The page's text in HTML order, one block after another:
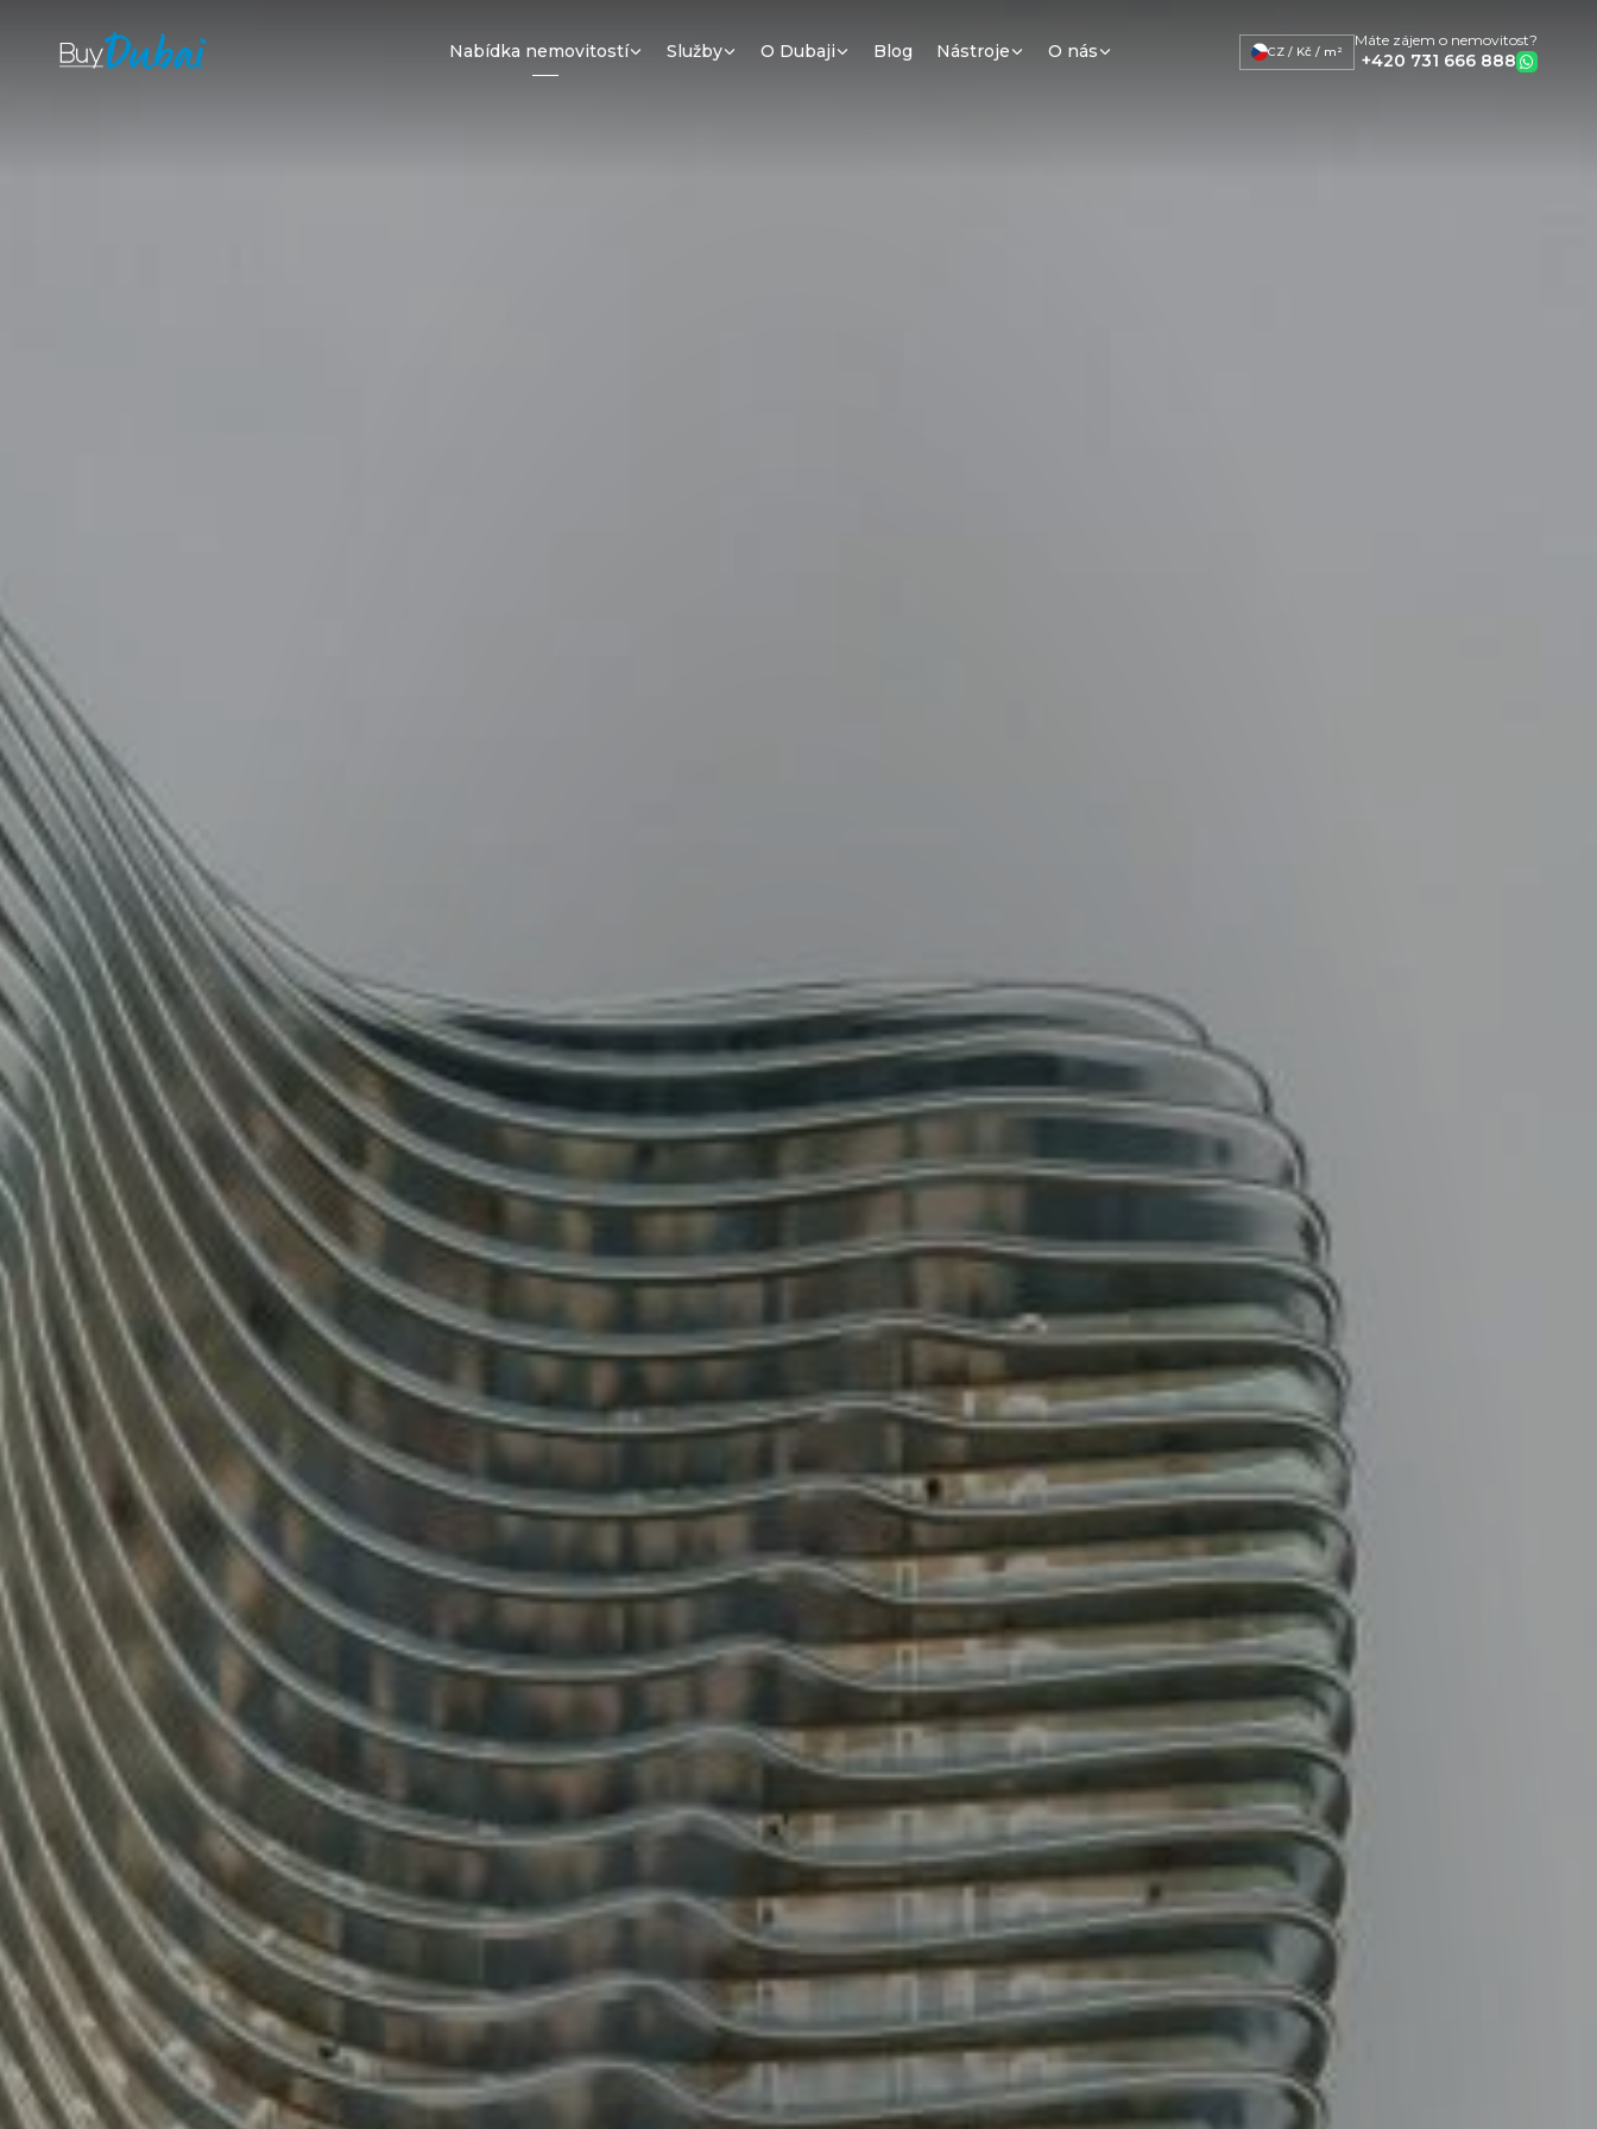
Nabídka nemovitostí Služby O Dubaji Blog Nástroje O nás CZ / Kč / m²
Máte zájem o nemovitost?
+420 731 666 888